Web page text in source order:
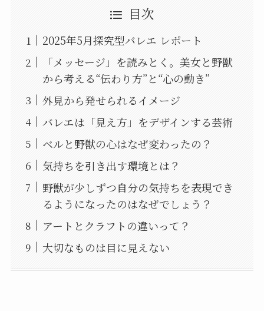
Gallery
目次
2025年5月探究型バレエ レポート
「メッセージ」を読みとく。美女と野獣
から考える“伝わり方”と“心の動き”
外見から発せられるイメージ
バレエは「見え方」をデザインする芸術
ベルと野獣の心はなぜ変わったの？
気持ちを引き出す環境とは？
野獣が少しずつ自分の気持ちを表現でき
るようになったのはなぜでしょう？
アートとクラフトの違いって？
大切なものは目に見えない